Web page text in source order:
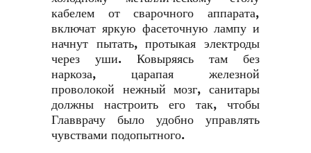
кабелем от сварочного аппарата,
включат яркую фасеточную лампу и
начнут пытать, протыкая электроды
через уши. Ковыряясь там без
наркоза, царапая железной
проволокой нежный мозг, санитары
должны настроить его так, чтобы
Главврачу было удобно управлять
чувствами подопытного.